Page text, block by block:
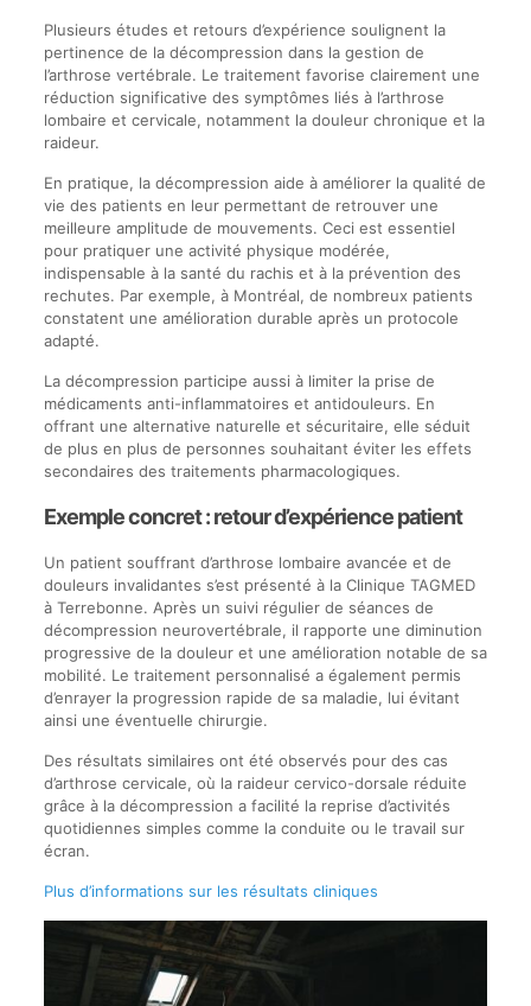
Plusieurs études et retours d’expérience soulignent la
pertinence de la décompression dans la gestion de
l’arthrose vertébrale. Le traitement favorise clairement une
réduction significative des symptômes liés à l’arthrose
lombaire et cervicale, notamment la douleur chronique et la
raideur.
En pratique, la décompression aide à améliorer la qualité de
vie des patients en leur permettant de retrouver une
meilleure amplitude de mouvements. Ceci est essentiel
pour pratiquer une activité physique modérée,
indispensable à la santé du rachis et à la prévention des
rechutes. Par exemple, à Montréal, de nombreux patients
constatent une amélioration durable après un protocole
adapté.
La décompression participe aussi à limiter la prise de
médicaments anti-inflammatoires et antidouleurs. En
offrant une alternative naturelle et sécuritaire, elle séduit
de plus en plus de personnes souhaitant éviter les effets
secondaires des traitements pharmacologiques.
Exemple concret : retour d’expérience patient
Un patient souffrant d’arthrose lombaire avancée et de
douleurs invalidantes s’est présenté à la Clinique TAGMED
à Terrebonne. Après un suivi régulier de séances de
décompression neurovertébrale, il rapporte une diminution
progressive de la douleur et une amélioration notable de sa
mobilité. Le traitement personnalisé a également permis
d’enrayer la progression rapide de sa maladie, lui évitant
ainsi une éventuelle chirurgie.
Des résultats similaires ont été observés pour des cas
d’arthrose cervicale, où la raideur cervico-dorsale réduite
grâce à la décompression a facilité la reprise d’activités
quotidiennes simples comme la conduite ou le travail sur
écran.
Plus d’informations sur les résultats cliniques